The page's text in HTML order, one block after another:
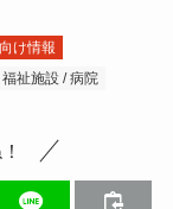
け情報
福祉施設 / 病院